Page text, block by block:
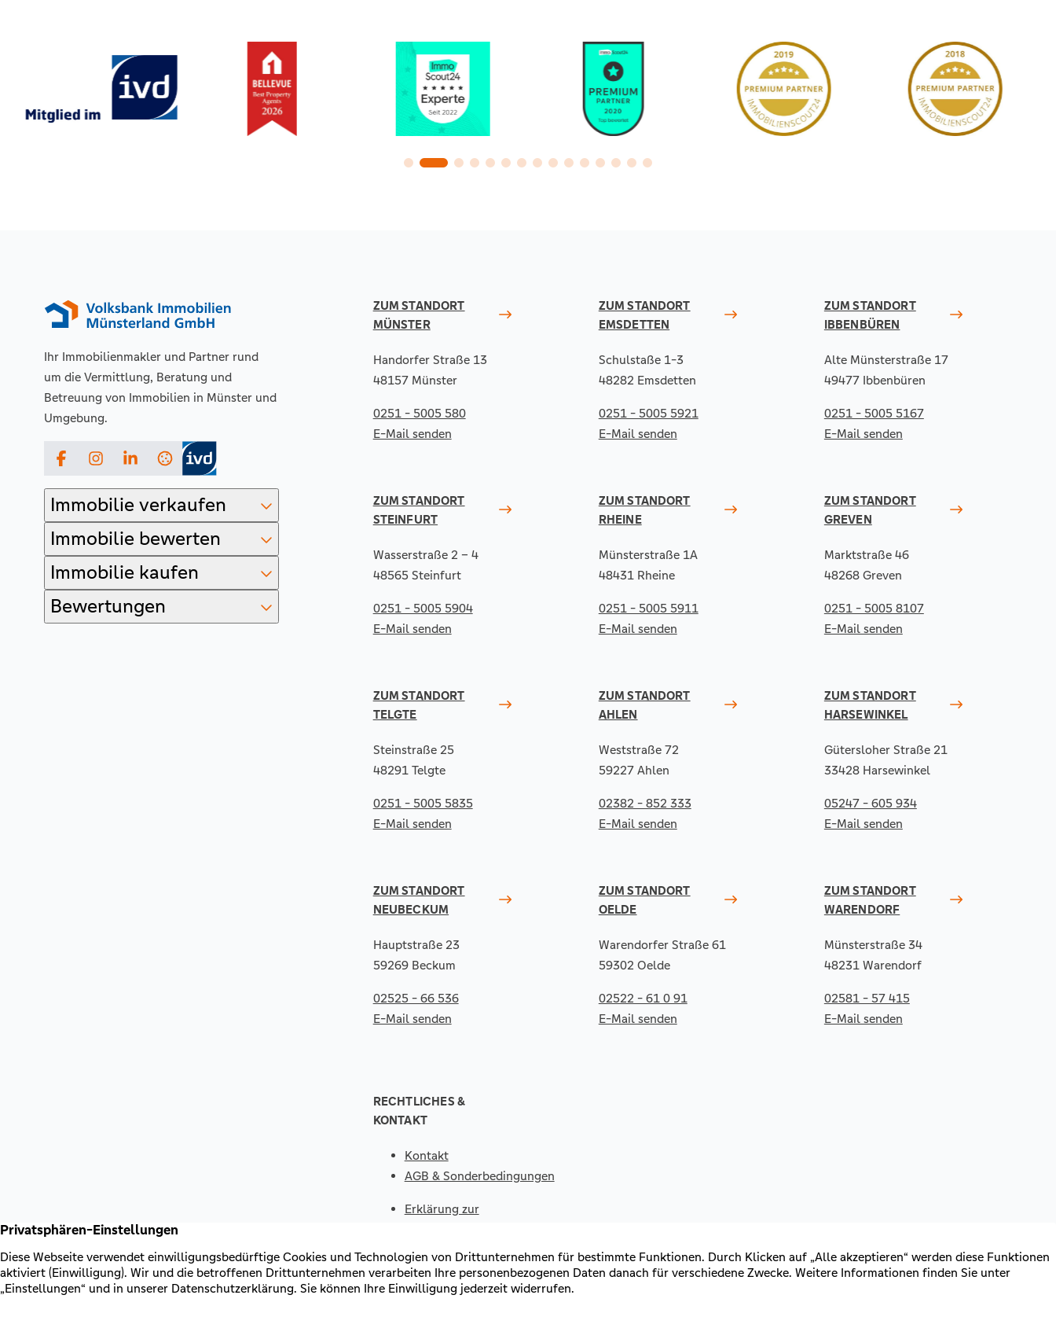
Ihr Immobilienmakler und Partner rund
um die Vermittlung, Beratung und
Betreuung von Immobilien in Münster und
Umgebung.
FacebookInstagramLinkedIn
Immobilie verkaufen
Immobilie bewerten
Immobilie kaufen
Bewertungen
ZUM STANDORT
MÜNSTER
Handorfer Straße 13
48157 Münster
0251 - 5005 580
E-Mail senden
ZUM STANDORT
EMSDETTEN
Schulstaße 1-3
48282 Emsdetten
0251 - 5005 5921
E-Mail senden
ZUM STANDORT
IBBENBÜREN
Alte Münsterstraße 17
49477 Ibbenbüren
0251 - 5005 5167
E-Mail senden
ZUM STANDORT
STEINFURT
Wasserstraße 2 – 4
48565 Steinfurt
0251 - 5005 5904
E-Mail senden
ZUM STANDORT
RHEINE
Münsterstraße 1A
48431 Rheine
0251 - 5005 5911
E-Mail senden
ZUM STANDORT
GREVEN
Marktstraße 46
48268 Greven
0251 - 5005 8107
E-Mail senden
ZUM STANDORT
TELGTE
Steinstraße 25
48291 Telgte
0251 - 5005 5835
E-Mail senden
ZUM STANDORT
AHLEN
Weststraße 72
59227 Ahlen
02382 - 852 333
E-Mail senden
ZUM STANDORT
HARSEWINKEL
Gütersloher Straße 21
33428 Harsewinkel
05247 - 605 934
E-Mail senden
ZUM STANDORT
NEUBECKUM
Hauptstraße 23
59269 Beckum
02525 - 66 536
E-Mail senden
ZUM STANDORT
OELDE
Warendorfer Straße 61
59302 Oelde
02522 - 61 0 91
E-Mail senden
ZUM STANDORT
WARENDORF
Münsterstraße 34
48231 Warendorf
02581 - 57 415
E-Mail senden
RECHTLICHES &
KONTAKT
Kontakt
AGB & Sonderbedingungen
Erklärung zur
Impressum
Datenschutz